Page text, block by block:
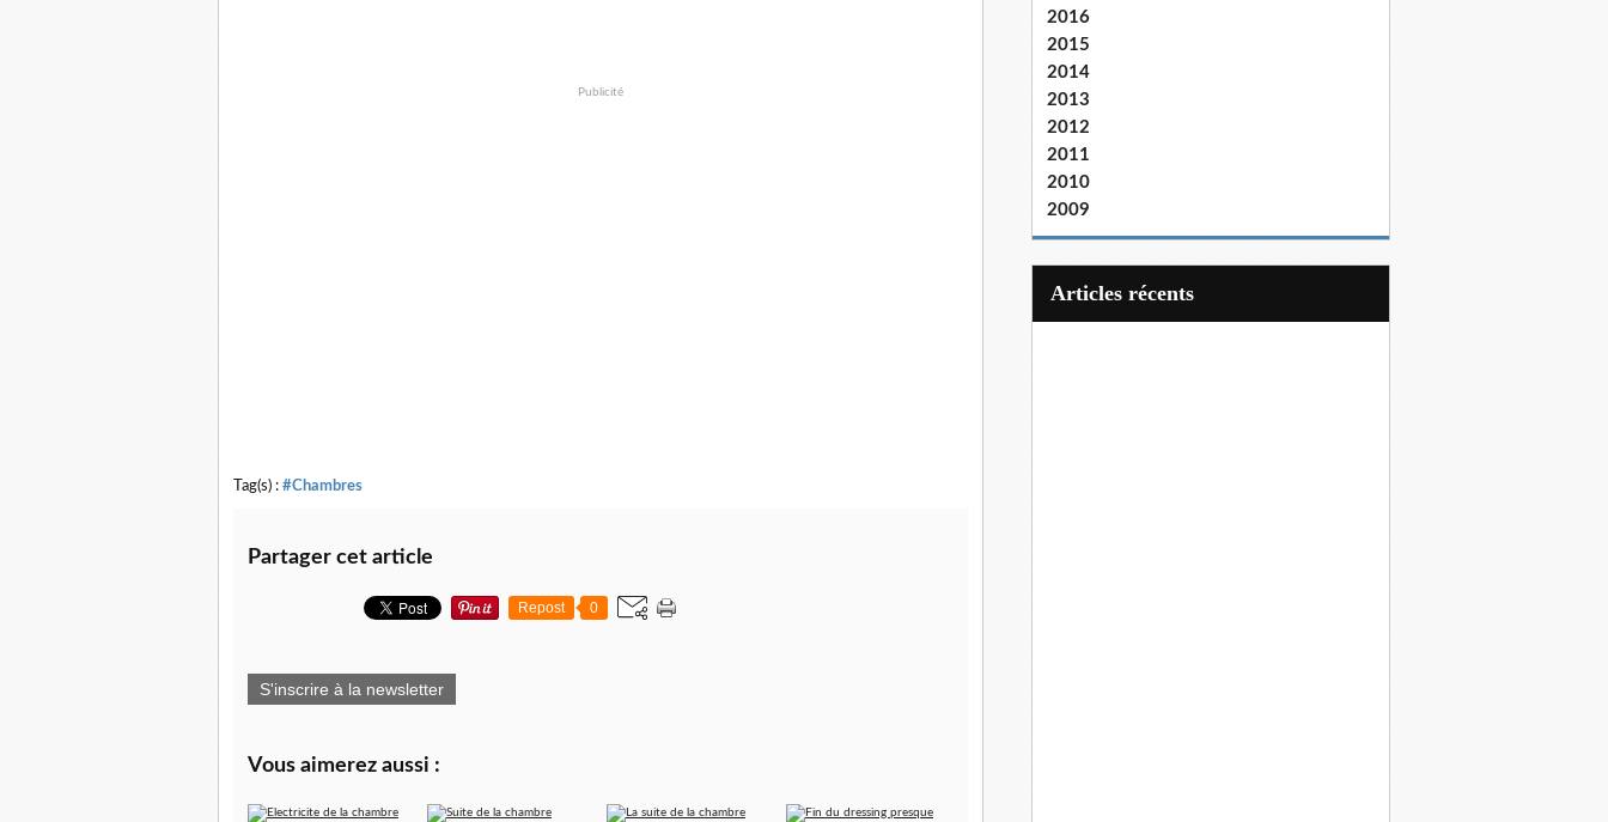
Publicité
Tag(s) : #Chambres
Partager cet article
Repost 0
S'inscrire à la newsletter
Vous aimerez aussi :
2016
2015
2014
2013
2012
2011
2010
2009
articles récents